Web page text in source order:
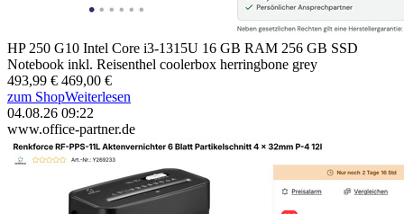
HP 250 G10 Intel Core i3-1315U 16 GB RAM 256 GB SSD
Notebook inkl. Reisenthel coolerbox herringbone grey
493,99 € 469,00 €
zum ShopWeiterlesen
04.08.26 09:22
www.office-partner.de